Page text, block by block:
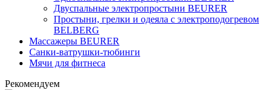
Двуспальные электропростыни BEURER
Простыни, грелки и одеяла с электроподогревом
BELBERG
Массажеры BEURER
Санки-ватрушки-тюбинги
Мячи для фитнеса
Рекомендуем